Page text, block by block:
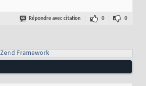
Répondre avec citation 0 0
Zend Framework